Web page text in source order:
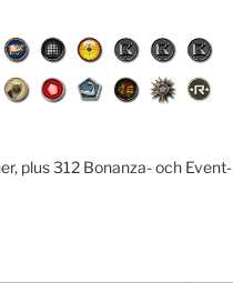
plus 312 Bonanza- och Event-